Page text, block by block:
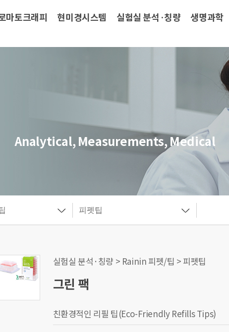
마토크래피 현미경시스템 실험실 분석·칭량 생명과학
Analytical, Measurements, Medical
실험실 분석·칭량 > Rainin 피펫/팁 > 피펫팁
그린 팩
친환경적인 리필 팁(Eco-Friendly Refills Tips)